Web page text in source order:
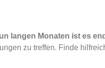
langen Monaten ist es
zu treffen. Finde